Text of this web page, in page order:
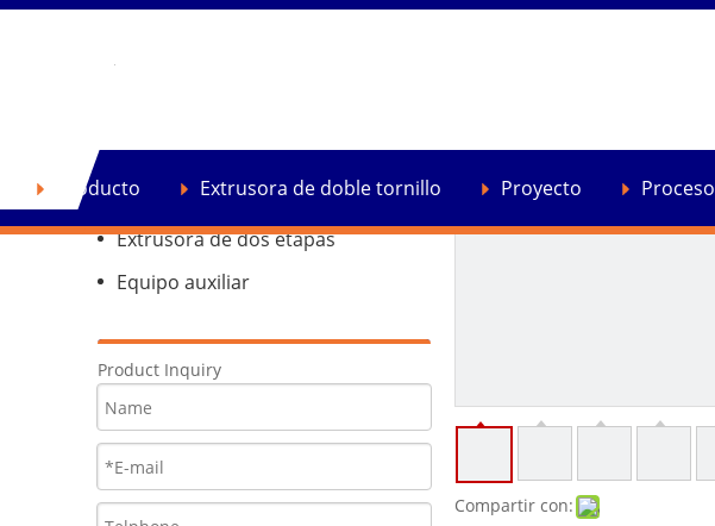
Producto Extrusora de doble tornillo Proyecto Proceso
Extrusora de doble tornillo
Extrusora de reciclaje de plástico
Extrusora de dos etapas
Equipo auxiliar
Product Inquiry
Compartir con: